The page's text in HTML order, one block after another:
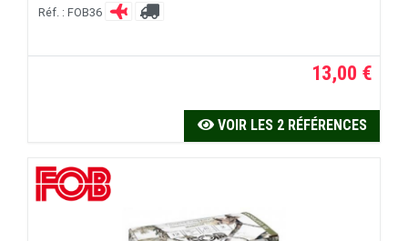
Réf. : FOB36
13,00 €
VOIR LES 2 RÉFÉRENCES